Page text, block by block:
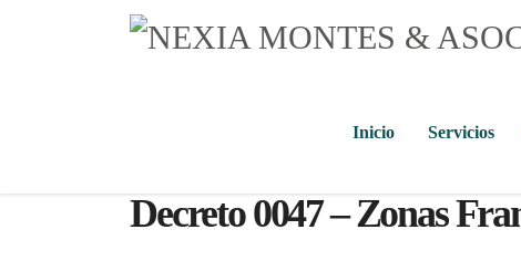
Inicio Servicios
Decreto 0047 – Zonas